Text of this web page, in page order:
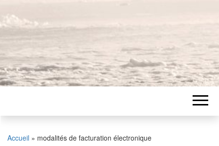
Accueil » modalités de facturation électronique